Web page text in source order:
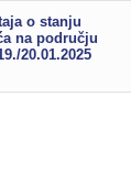
o stanju
na području
20.01.2025